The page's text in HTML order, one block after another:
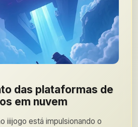
das plataformas de
em nuvem
iiijogo está impulsionando o